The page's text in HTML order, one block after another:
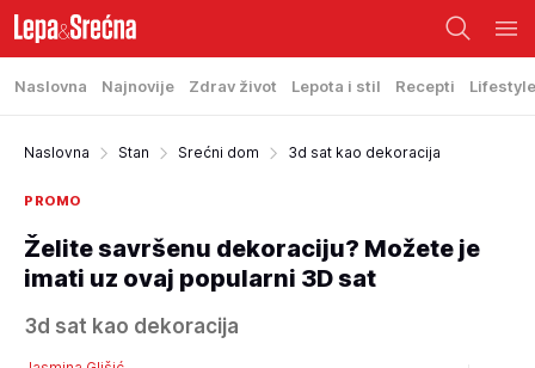
Naslovna Najnovije Zdrav život Lepota i stil Recepti Lifestyle
Naslovna Stan Srećni dom 3d sat kao dekoracija
PROMO
Želite savršenu dekoraciju? Možete je
imati uz ovaj popularni 3D sat
3d sat kao dekoracija